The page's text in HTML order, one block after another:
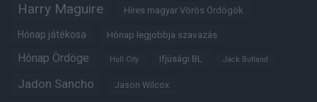
Harry Maguire Híres magyar Vörös Ördögök
Hónap játékosa Hónap legjobbja szavazás
Hónap Ördöge Hull City Ifjúsági BL Jack Butland
Jadon Sancho Jason Wilcox